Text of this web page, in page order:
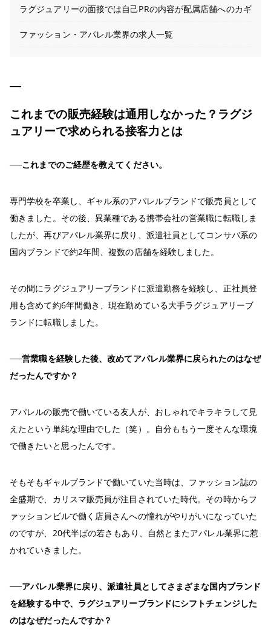
ラグジュアリーの面接では自己PRの内容が配属店舗へのカギ
ファッション・アパレル業界の求人一覧
これまでの販売経験は通用しなかった？ラグジ
ュアリーで求められる接客力とは
──これまでのご経歴を教えてください。
専門学校を卒業し、ギャル系のアパレルブランドで販売員として
働きました。その後、異業種である携帯会社の営業職に転職しま
したが、再びアパレル業界に戻り、派遣社員としてコンサバ系の
国内ブランドで約2年間、複数の店舗を経験しました。
その間にラグジュアリーブランドに派遣勤務を経験し、正社員登
用も含めて約6年間働き、現在勤めている大手ラグジュアリーブ
ランドに転職しました。
──営業職を経験した後、改めてアパレル業界に戻られたのはなぜ
だったんですか？
アパレルの販売で働いている友人が、おしゃれでキラキラして見
えたという単純な理由でした（笑）。自分ももう一度そんな環境
で働きたいと思ったんです。
そもそもギャルブランドで働いていた当時は、ファッション誌の
全盛期で、カリスマ販売員が注目されていた時代。その時からフ
ァッションビルで働く店員さんへの憧れがやりがいになっていた
のですが、20代半ばの若さもあり、自然とまたアパレル業界に惹
かれていきました。
──アパレル業界に戻り、派遣社員としてさまざまな国内ブランド
を経験する中で、ラグジュアリーブランドにシフトチェンジした
のはなぜだったんですか？